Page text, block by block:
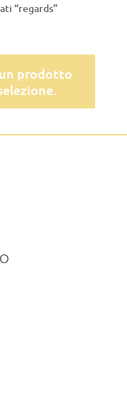
“regards”
prodotto